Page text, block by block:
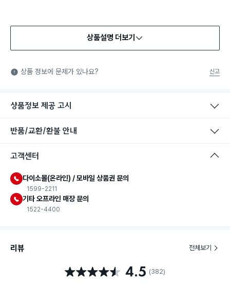
상품설명 더보기
상품 정보에 문제가 있나요? 신고
상품정보 제공 고시
반품/교환/환불 안내
고객센터
다이소몰(온라인) / 모바일 상품권 문의
1599-2211
기타 오프라인 매장 문의
1522-4400
리뷰 전체보기
별점 4.5점 4.5 (382)